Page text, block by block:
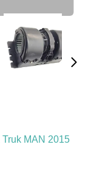
MAN 2015